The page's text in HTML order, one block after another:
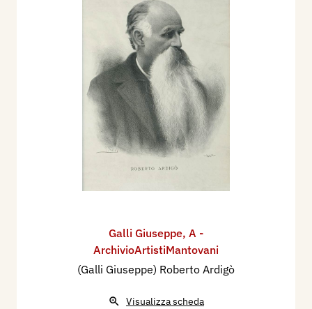
Galli Giuseppe, A -
ArchivioArtistiMantovani
(Galli Giuseppe) Roberto Ardigò
Visualizza scheda